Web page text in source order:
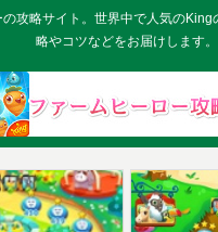
攻略サイト。世界中で人気のKing
略やコツなどをお届けします。